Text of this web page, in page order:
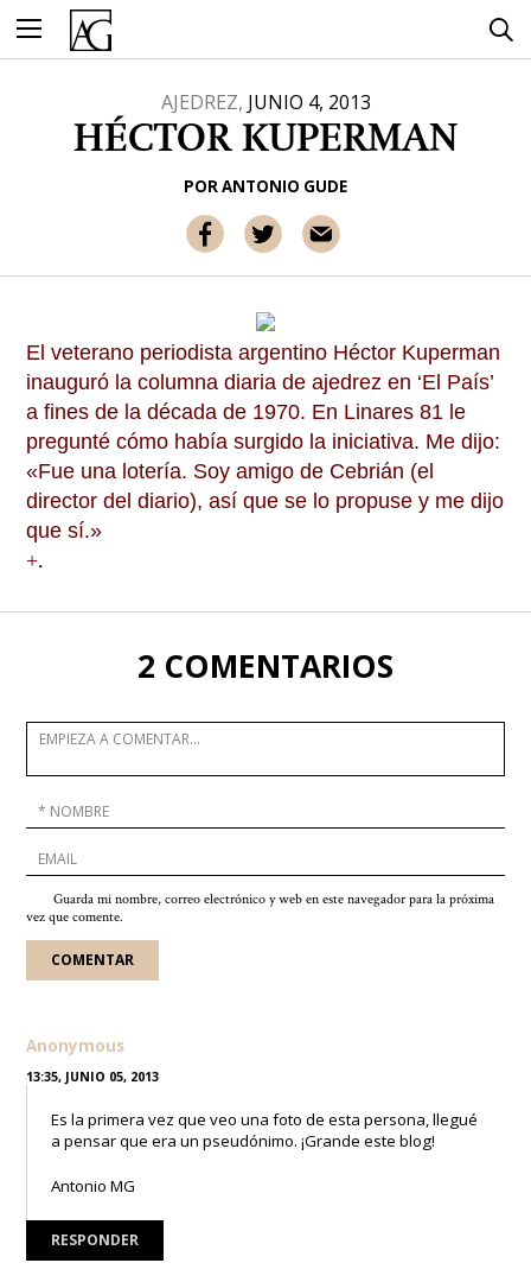
contenido
AJEDREZ, JUNIO 4, 2013
HÉCTOR KUPERMAN
PORANTONIO GUDE
El veterano periodista argentino Héctor Kuperman
inauguró la columna diaria de ajedrez en ‘El País’
a fines de la década de 1970. En Linares 81 le
pregunté cómo había surgido la iniciativa. Me dijo:
«Fue una lotería. Soy amigo de Cebrián (el
director del diario), así que se lo propuse y me dijo
que sí.»
+.
2 COMENTARIOS
Guarda mi nombre, correo electrónico y web en este navegador para la próxima
vez que comente.
Anonymous
13:35, JUNIO 05, 2013
Es la primera vez que veo una foto de esta persona, llegué
a pensar que era un pseudónimo. ¡Grande este blog!
Antonio MG
RESPONDER